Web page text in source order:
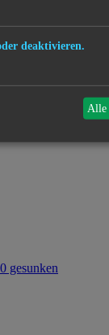
gesunken
deaktivieren.
Alle